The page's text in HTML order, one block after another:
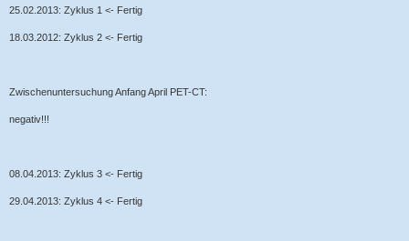
25.02.2013: Zyklus 1 <- Fertig
18.03.2012: Zyklus 2 <- Fertig
Zwischenuntersuchung Anfang April PET-CT:
negativ!!!
08.04.2013: Zyklus 3 <- Fertig
29.04.2013: Zyklus 4 <- Fertig